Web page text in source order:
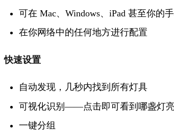
可在 Mac、Windows、iPad 甚至你的
在你网络中的任何地方进行配置
快速设置
自动发现，几秒内找到所有灯具
可视化识别——点击即可看到哪盏灯
一键分组